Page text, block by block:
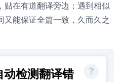
贴在有道翻译旁边；遇到相似
又能保证全篇一致，久而久之
检测翻译错